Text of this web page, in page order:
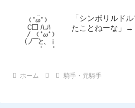
「シンボリルド
たことねーな」→
ホーム 騎手・元騎手